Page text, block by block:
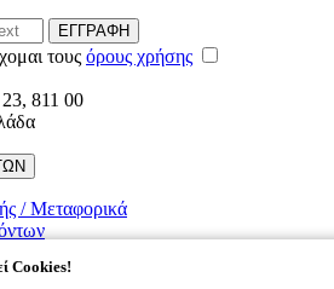
ΕΓΓΡΑΦΗ
τους όρους χρήσης
23, 811 00
/ Μεταφορικά
Cookies!